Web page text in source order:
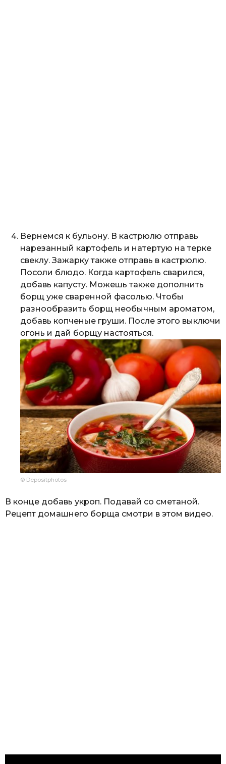
Вернемся к бульону. В кастрюлю отправь
нарезанный картофель и натертую на терке
свеклу. Зажарку также отправь в кастрюлю.
Посоли блюдо. Когда картофель сварился,
добавь капусту. Можешь также дополнить
борщ уже сваренной фасолью. Чтобы
разнообразить борщ необычным ароматом,
добавь копченые груши. После этого выключи
огонь и дай борщу настояться.
© Depositphotos
В конце добавь укроп. Подавай со сметаной.
Рецепт домашнего борща смотри в этом видео.